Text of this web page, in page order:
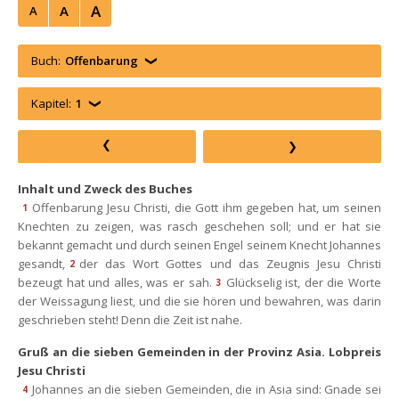
A A A
Buch: Offenbarung
Kapitel: 1
Inhalt und Zweck des Buche
1 Offenbarung Jesu Christi, die Gott ihm gegeben hat, um seinen
Knechten zu zeigen, was rasch geschehen soll; und er hat sie
bekannt gemacht und durch seinen Engel seinem Knecht Johannes
gesandt, 2 der das Wort Gottes und das Zeugnis Jesu Christi
bezeugt hat und alles, was er sah. 3 Glückselig ist, der die Worte
der Weissagung liest, und die sie hören und bewahren, was darin
geschrieben steht! Denn die Zeit ist nahe.
Gruß an die sieben Gemeinden in der Provinz Asia. Lobpreis
Jesu Christi
4 Johannes an die sieben Gemeinden, die in Asia sind: Gnade sei